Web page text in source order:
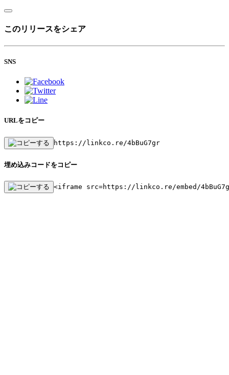
このリリースをシェア
SNS
URLをコピー
https://linkco.re/4bBuG7gr
埋め込みコードをコピー
<iframe src=https://linkco.re/embed/